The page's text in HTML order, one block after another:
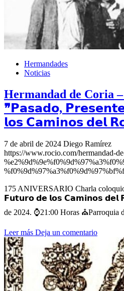
Hermandades
Noticias
Hermandad de Coria
❞𝗣𝗮𝘀𝗮𝗱𝗼,
𝗹𝗼𝘀 𝗖𝗮𝗺𝗶𝗻𝗼𝘀 𝗱𝗲𝗹
7 de abril de 2024 Diego Ramírez
https://www.rocio.com/hermandad-
175 ANIVERSARIO Charla
𝗙𝘂𝘁𝘂𝗿𝗼 𝗱𝗲 𝗹𝗼𝘀 𝗖𝗮𝗺𝗶𝗻𝗼𝘀 𝗱𝗲𝗹
de 2024. ⌚️21:00 Horas ⛪️Parroquia
Leer más Deja un comentario